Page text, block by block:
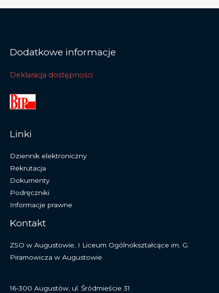
Dodatkowe informacje
Deklaracja dostępności
Linki
Dziennik elektroniczny
Rekrutacja
Dokumenty
Podręczniki
Informacje prawne
Kontakt
ZSO w Augustowie, I Liceum Ogólnokształcące im. G.
Piramowicza w Augustowie
16-300 Augustów, ul. Śródmieście 31